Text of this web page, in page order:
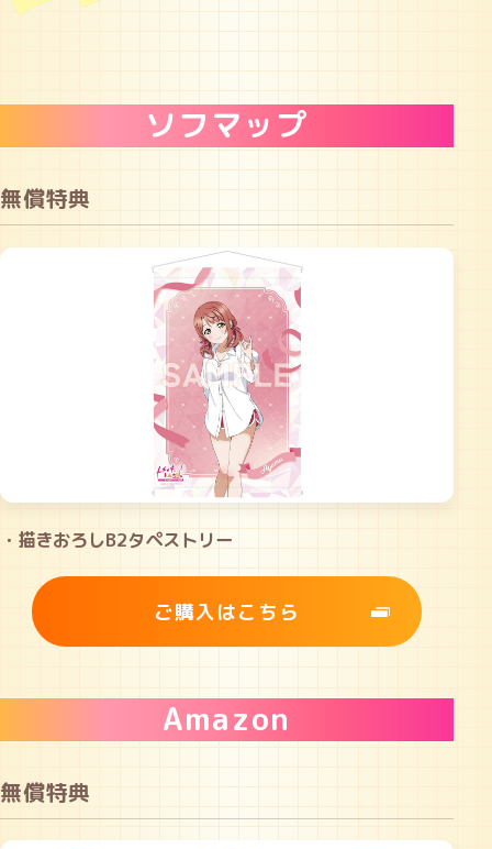
ソフマップ
無償特典
・描きおろしB2タペストリー
ご購入はこちら
Amazon
無償特典